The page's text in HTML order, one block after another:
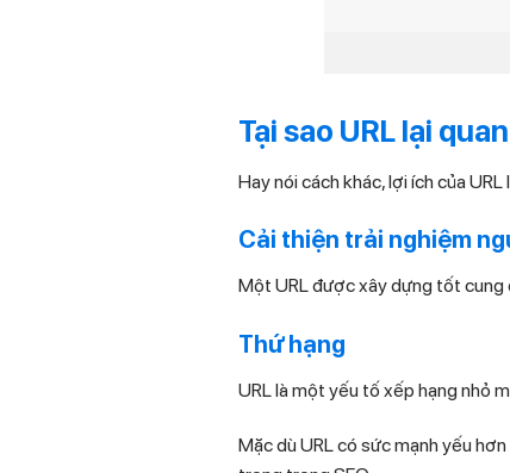
Tại sao URL lại
Hay nói cách khác, lợi ích của
Cải thiện trải nghiệm
Một URL được xây dựng tốt cung
Thứ hạng
URL là một yếu tố xếp hạng nhỏ
Mặc dù URL có sức mạnh yếu